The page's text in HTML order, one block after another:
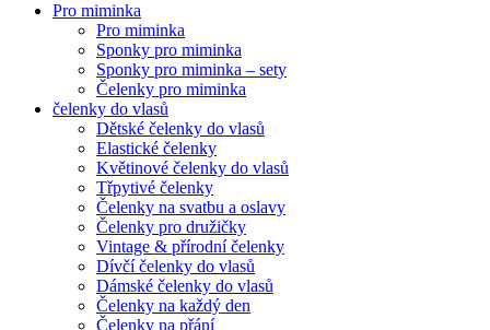
Pro miminka
Pro miminka
Sponky pro miminka
Sponky pro miminka – sety
Čelenky pro miminka
čelenky do vlasů
Dětské čelenky do vlasů
Elastické čelenky
Květinové čelenky do vlasů
Třpytivé čelenky
Čelenky na svatbu a oslavy
Čelenky pro družičky
Vintage & přírodní čelenky
Dívčí čelenky do vlasů
Dámské čelenky do vlasů
Čelenky na každý den
Čelenky na přání